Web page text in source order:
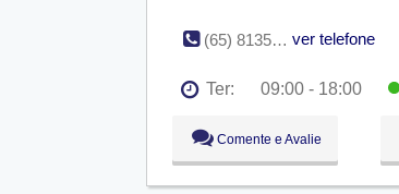
(65) 8135-7186 ver telefone
Ter: 09:00 - 18:00
Seg:
Ter:
09:00 - 18:00
Qua:
09:00 - 18:00
Qui:
09:00 - 18:00
Comente e Avalie